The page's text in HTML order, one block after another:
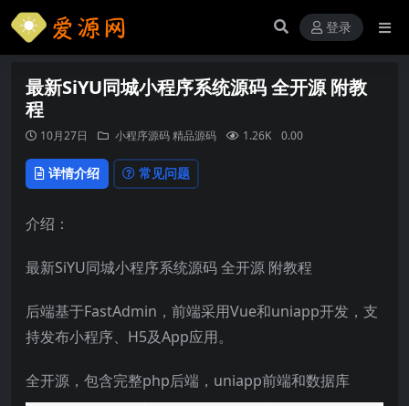
登录
最新SiYU同城小程序系统源码 全开源 附教
程
10月27日 小程序源码精品源码 1.26K 0.00
详情介绍 常见问题
介绍：
最新SiYU同城小程序系统源码 全开源 附教程
后端基于FastAdmin，前端采用Vue和uniapp开发，支
持发布小程序、H5及App应用。
全开源，包含完整php后端，uniapp前端和数据库